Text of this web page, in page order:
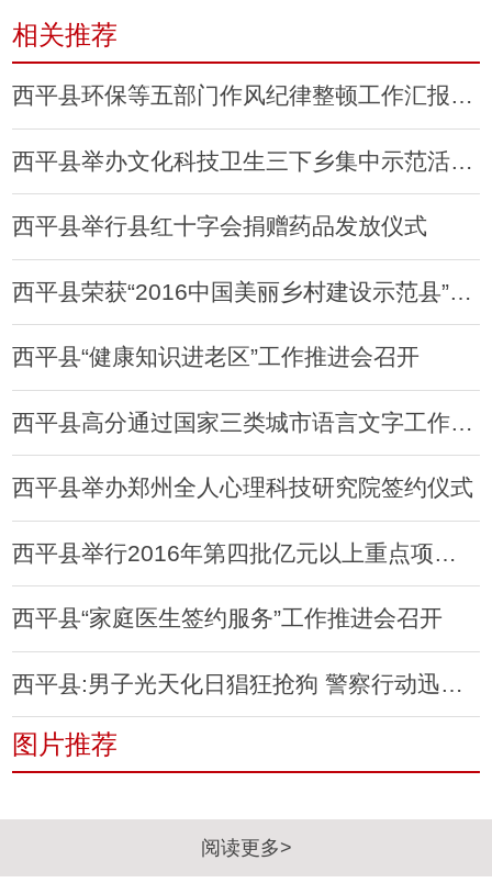
相关推荐
西平县环保等五部门作风纪律整顿工作汇报会召开
西平县举办文化科技卫生三下乡集中示范活动启动仪式
西平县举行县红十字会捐赠药品发放仪式
西平县荣获“2016中国美丽乡村建设示范县”称号
西平县“健康知识进老区”工作推进会召开
西平县高分通过国家三类城市语言文字工作评估验收
西平县举办郑州全人心理科技研究院签约仪式
西平县举行2016年第四批亿元以上重点项目集中开工仪式
西平县“家庭医生签约服务”工作推进会召开
西平县:男子光天化日猖狂抢狗 警察行动迅速擒获
图片推荐
阅读更多>